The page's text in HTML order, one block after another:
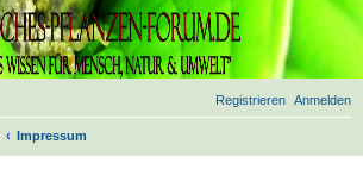
Anmelden
Registrieren
Impressum